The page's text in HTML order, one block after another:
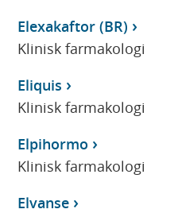
Elexakaftor (BR)
Klinisk farmakologi
Eliquis
Klinisk farmakologi
Elpihormo
Klinisk farmakologi
Elvanse